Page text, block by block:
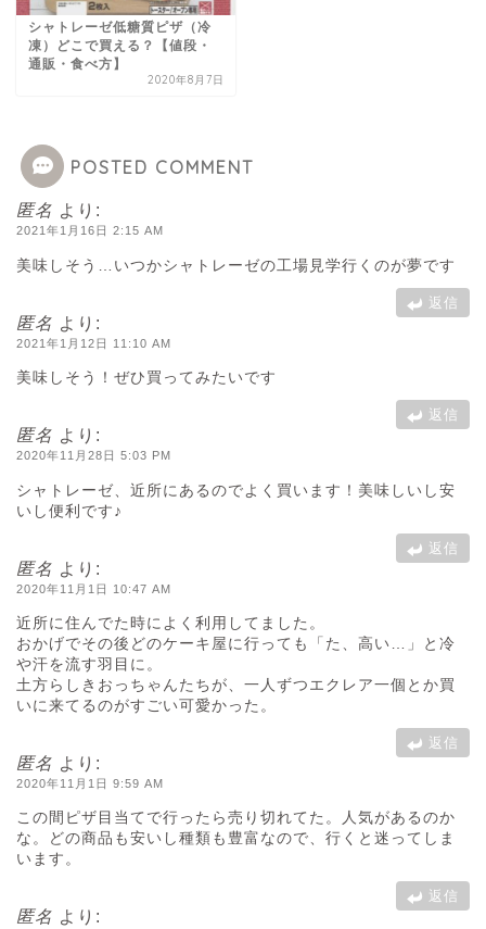
シャトレーゼ低糖質ピザ（冷
凍）どこで買える？【値段・
通販・食べ方】
2020年8月7日
POSTED COMMENT
匿名 より:
2021年1月16日 2:15 AM
美味しそう…いつかシャトレーゼの工場見学行くのが夢です
返信
匿名 より:
2021年1月12日 11:10 AM
美味しそう！ぜひ買ってみたいです
返信
匿名 より:
2020年11月28日 5:03 PM
シャトレーゼ、近所にあるのでよく買います！美味しいし安
いし便利です♪
返信
匿名 より:
2020年11月1日 10:47 AM
近所に住んでた時によく利用してました。
おかげでその後どのケーキ屋に行っても「た、高い…」と冷
や汗を流す羽目に。
土方らしきおっちゃんたちが、一人ずつエクレア一個とか買
いに来てるのがすごい可愛かった。
返信
匿名 より:
2020年11月1日 9:59 AM
この間ピザ目当てで行ったら売り切れてた。人気があるのか
な。どの商品も安いし種類も豊富なので、行くと迷ってしま
います。
返信
匿名 より: